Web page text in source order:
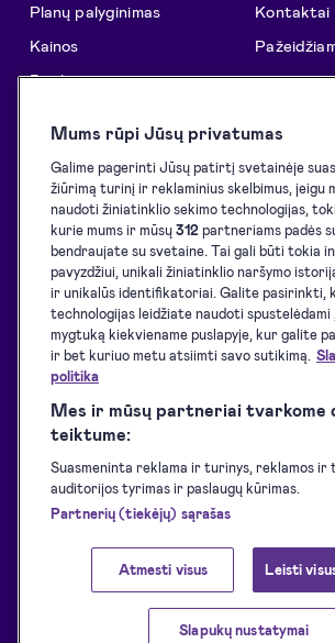
Planų palyginimas
Kainos
Patikimumas
galimybes
Sprendimai
API sprendimai
El. pasirašymo inicijavimas
El. pasirašymas
El. identifikavimas
El. spaudai
Kontaktai
Pagalbos
Klientų
Resursai
Paslaugų
Paslaugų
Mums rūpi Jūsų privatumas
Galime pagerinti Jūsų patirtį svetainėje
žiūrimą turinį ir reklaminius skelbimus, jeigu
naudoti žiniatinklio sekimo technologijas,
kurie mums ir mūsų312partneriams padės
bendraujate su svetaine. Tai gali būti tokia
pavyzdžiui, unikali žiniatinklio naršymo
ir unikalūs identifikatoriai. Galite pasirinkti,
technologijas leidžiate naudoti spustelėdami
mygtuką kiekviename puslapyje, kur galite
ir bet kuriuo metu atsiimti savo sutikimą.
politika
Mes ir mūsų partneriai tvarkome
teiktume:
Suasmeninta reklama ir turinys, reklamos
auditorijos tyrimas ir paslaugų kūrimas.
Partnerių (tiekėjų) sąrašas
Atmesti visus Leisti
Slapukų nustatymai